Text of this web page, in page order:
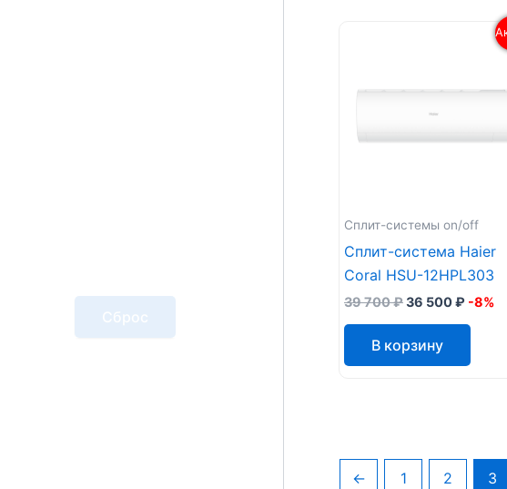
Сброс
Сплит-системы on/off
Сплит-система Haier
Coral HSU-12HPL303
39 700₽36 500₽ -8%
В корзину
← 1 2 3